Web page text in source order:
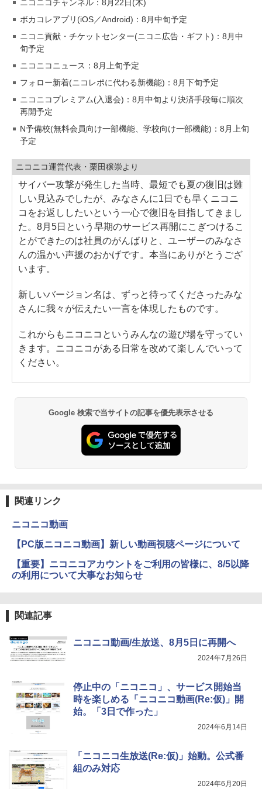
ニコニコチャンネル：8月22日(木)
ボカコレアプリ(iOS／Android)：8月中旬予定
ニコニ貢献・チケットセンター(ニコニ広告・ギフト)：8月中
旬予定
ニコニコニュース：8月上旬予定
フォロー新着(ニコレポに代わる新機能)：8月下旬予定
ニコニコプレミアム(入退会)：8月中旬より決済手段毎に順次
再開予定
N予備校(無料会員向け一部機能、学校向け一部機能)：8月上旬
予定
ニコニコ運営代表・栗田穣崇より
サイバー攻撃が発生した当時、最短でも夏の復旧は難
しい見込みでしたが、みなさんに1日でも早くニコニ
コをお返ししたいという一心で復旧を目指してきまし
た。8月5日という早期のサービス再開にこぎつけるこ
とができたのは社員のがんばりと、ユーザーのみなさ
んの温かい声援のおかげです。本当にありがとうござ
います。
新しいバージョン名は、ずっと待ってくださったみな
さんに我々が伝えたい一言を体現したものです。
これからもニコニコというみんなの遊び場を守ってい
きます。ニコニコがある日常を改めて楽しんでいって
ください。
Google 検索で当サイトの記事を優先表示させる
関連リンク
ニコニコ動画
【PC版ニコニコ動画】新しい動画視聴ページについて
【重要】ニコニコアカウントをご利用の皆様に、8/5以降
の利用について大事なお知らせ
関連記事
ニコニコ動画/生放送、8月5日に再開へ
2024年7月26日
停止中の「ニコニコ」、サービス開始当
時を楽しめる「ニコニコ動画(Re:仮)」開
始。「3日で作った」
2024年6月14日
「ニコニコ生放送(Re:仮)」始動。公式番
組のみ対応
2024年6月20日